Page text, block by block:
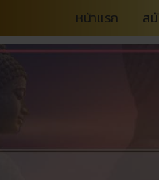
หน้าแรก ส